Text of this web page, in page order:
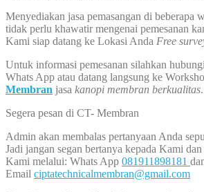
Menyediakan jasa pemasangan di beberapa
tidak perlu khawatir mengenai pemesanan
Kami siap datang ke Lokasi Anda Free
Untuk informasi pemesanan silahkan
Whats App atau datang langsung ke
Membran jasa kanopi membran berkualitas.
Segera pesan di CT- Membran
Admin akan membalas pertanyaan Anda
Jadi jangan segan bertanya kepada Kami
Kami melalui: Whats App 081911898181
Email ciptatechnicalmembran@gmail.com